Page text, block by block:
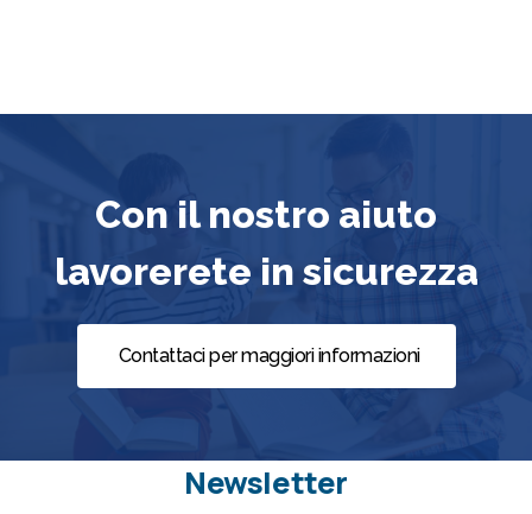
Con il nostro aiuto
lavorerete in sicurezza
Contattaci per maggiori informazioni
Newsletter